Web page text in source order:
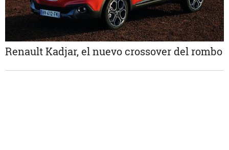
Renault Kadjar, el nuevo crossover del rombo